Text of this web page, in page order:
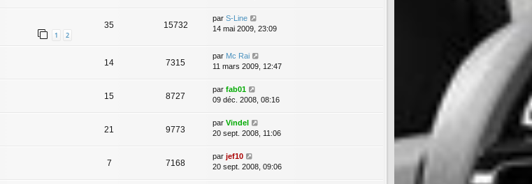
1 2
35 15732
par S-Line
14 mai 2009, 23:09
14 7315
par Mc Rai
11 mars 2009, 12:47
15 8727
par fab01
09 déc. 2008, 08:16
21 9773
par Vindel
20 sept. 2008, 11:06
7 7168
par jef10
20 sept. 2008, 09:06